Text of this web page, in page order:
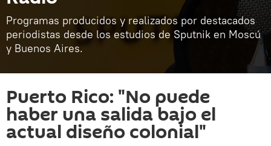
Programas producidos y realizados por destacados
periodistas desde los estudios de Sputnik en Moscú
y Buenos Aires.
Puerto Rico: "No puede
haber una salida bajo el
actual diseño colonial"